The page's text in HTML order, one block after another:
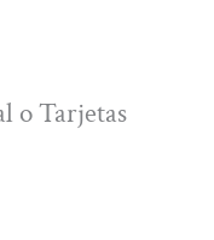
o Tarjetas